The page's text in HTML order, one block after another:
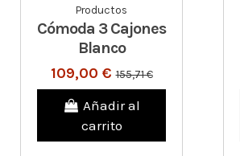
Productos
Cómoda 3 Cajones
Blanco
109,00 €155,71 €
Añadir al
carrito